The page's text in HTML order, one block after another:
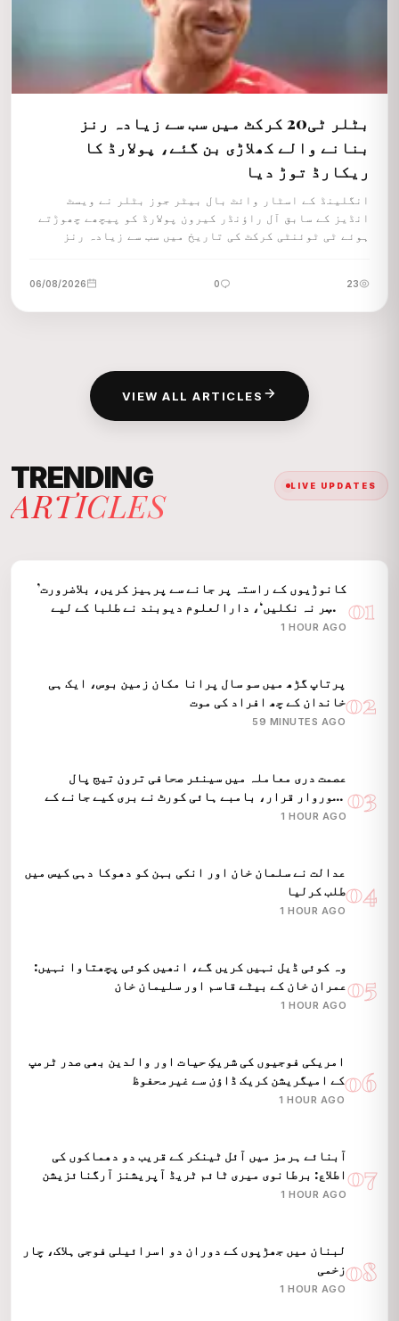
بٹلر ٹی20 کرکٹ میں سب سے زیادہ رنز
بنانے والے کھلاڑی بن گئے، پولارڈ کا
ریکارڈ توڑ دیا
انگلینڈ کے اسٹار وائٹ بال بیٹر جوز بٹلر نے ویسٹ
انڈیز کے سابق آل راؤنڈر کیرون پولارڈ کو پیچھے چھوڑتے
ہوئے ٹی ٹوئنٹی کرکٹ کی تاریخ میں سب سے زیادہ رنز
23
0
06/08/2026
VIEW ALL ARTICLES
TRENDING
ARTICLES LIVE UPDATES
01
’کانوڑیوں کے راستہ پر جانے سے پرہیز کریں، بلاضرورت
باہر نہ نکلیں‘، دارالعلوم دیوبند نے طلبا کے لیے
جاری کی ایڈوائزری
1 HOUR AGO
02
پرتاپ گڑھ میں سو سال پرانا مکان زمین بوس، ایک ہی
خاندان کے چھ افراد کی موت
59 MINUTES AGO
03
عصمت دری معاملہ میں سینئر صحافی ترون تیج پال
قصوروار قرار، بامبے ہائی کورٹ نے بری کیے جانے کے
فیصلہ کو پلٹا
1 HOUR AGO
04
عدالت نے سلمان خان اور انکی بہن کو دھوکا دہی کیس میں
طلب کرلیا
1 HOUR AGO
05
وہ کوئی ڈیل نہیں کریں گے، انھیں کوئی پچھتاوا نہیں:
عمران خان کے بیٹے قاسم اور سلیمان خان
1 HOUR AGO
06
امریکی فوجیوں کی شریکِ حیات اور والدین بھی صدر ٹرمپ
کے امیگریشن کریک ڈاؤن سے غیرمحفوظ
1 HOUR AGO
07
آبنائے ہرمز میں آئل ٹینکر کے قریب دو دھماکوں کی
اطلاع: برطانوی میری ٹائم ٹریڈ آپریشنز آرگنائزیشن
1 HOUR AGO
08
لبنان میں جھڑپوں کے دوران دو اسرائیلی فوجی ہلاک، چار
زخمی
1 HOUR AGO